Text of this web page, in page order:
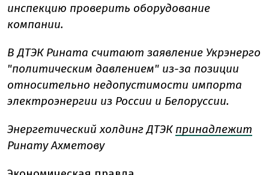
инспекцию проверить оборудование
компании.
В ДТЭК Рината считают заявление Укрэнерго
"политическим давлением" из-за позиции
относительно недопустимости импорта
электроэнергии из России и Белоруссии.
Энергетический холдинг ДТЭК принадлежит
Ринату Ахметову